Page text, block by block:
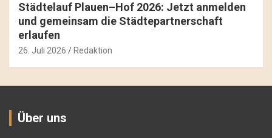
Städtelauf Plauen–Hof 2026: Jetzt anmelden
und gemeinsam die Städtepartnerschaft
erlaufen
26. Juli 2026 Redaktion
Über uns